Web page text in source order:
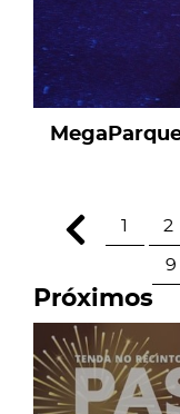
1 2
9
Próximos